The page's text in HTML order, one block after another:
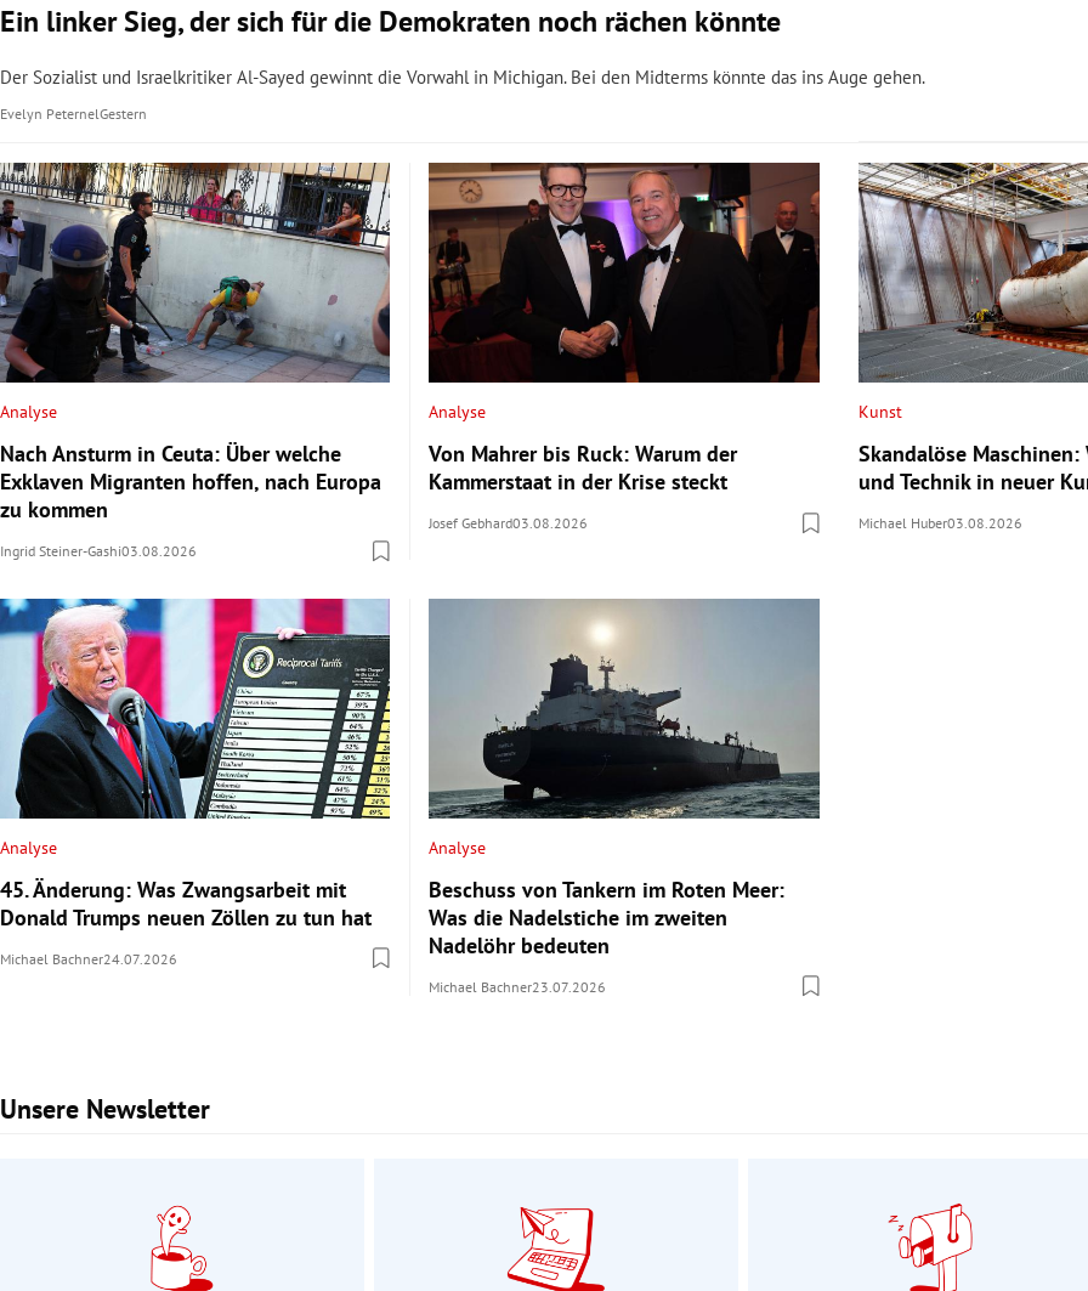
Ein linker Sieg, der sich für die Demokraten noch rächen könnte
Der Sozialist und Israelkritiker Al-Sayed gewinnt die Vorwahl in Michigan. Bei den Midterms könnte das ins Auge gehen.
Evelyn PeternelGestern
Analyse
Nach Ansturm in Ceuta: Über welche
Exklaven Migranten hoffen, nach Europa
zu kommen
Ingrid Steiner-Gashi03.08.2026
Analyse
Von Mahrer bis Ruck: Warum der
Kammerstaat in der Krise steckt
Josef Gebhard03.08.2026
Kunst
Skandalöse
und Technik in neuer
Michael Huber03.08.2026
Analyse
45. Änderung: Was Zwangsarbeit mit
Donald Trumps neuen Zöllen zu tun hat
Michael Bachner24.07.2026
Analyse
Beschuss von Tankern im Roten Meer:
Was die Nadelstiche im zweiten
Nadelöhr bedeuten
Michael Bachner23.07.2026
Unsere Newsletter
Slide 1 von 3